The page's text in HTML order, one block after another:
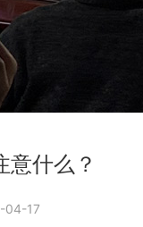
什么？
04-17